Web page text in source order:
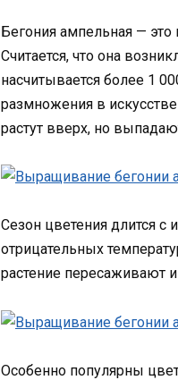
Бегония ампельная —
Считается, что она
насчитывается более 1
размножения в
растут вверх, но
Сезон цветения длится
отрицательных
растение пересаживают
Особенно популярны